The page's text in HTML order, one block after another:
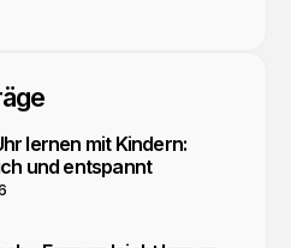
lernen mit Kindern:
und entspannt